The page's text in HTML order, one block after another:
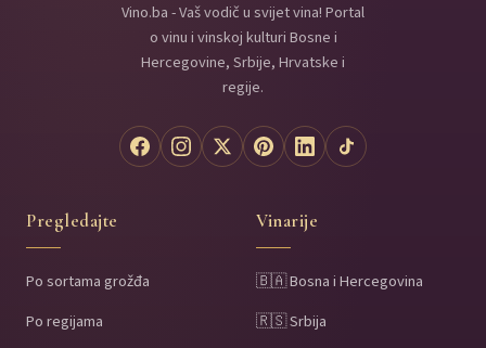
Vino.ba - Vaš vodič u svijet vina! Portal
o vinu i vinskoj kulturi Bosne i
Hercegovine, Srbije, Hrvatske i
regije.
Pregledajte
Po sortama grožđa
Po regijama
Vinarije
🇧🇦 Bosna i Hercegovina
🇷🇸 Srbija